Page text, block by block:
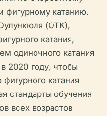
фигурному катанию.
(OTK),
катания,
одиночного катания
2020 году, чтобы
катания
стандарты обучения
всех возрастов